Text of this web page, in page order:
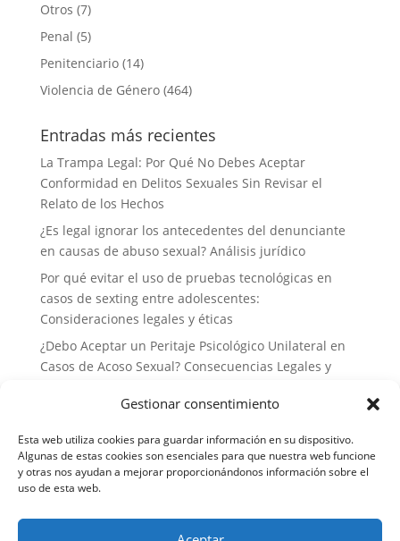
Gestionar consentimiento
Esta web utiliza cookies para guardar información en su dispositivo.
Algunas de estas cookies son esenciales para que nuestra web funcione
y otras nos ayudan a mejorar proporcionándonos información sobre el
uso de esta web.
Otros (7)
Penal (5)
Penitenciario(14)
Violencia de Género(464)
Entradas más recientes
La Trampa Legal: Por Qué No Debes Aceptar
Conformidad en Delitos Sexuales Sin Revisar el
Relato de los Hechos
¿Es legal ignorar los antecedentes del denunciante
en causas de abuso sexual? Análisis jurídico
Por qué evitar el uso de pruebas tecnológicas en
casos de sexting entre adolescentes:
Consideraciones legales y éticas
¿Debo Aceptar un Peritaje Psicológico Unilateral en
Casos de Acoso Sexual? Consecuencias Legales y
Por qué no deberías delegar tu defensa a abogados
generalistas en casos de delitos sexuales: la
importancia de la especialización